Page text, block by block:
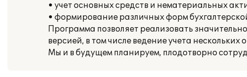
• учет основных средств и нематериальных
• формирование различных форм
Программа позволяет реализовать
версией, в том числе ведение учета
Мы и в будущем планируем, плодотворно